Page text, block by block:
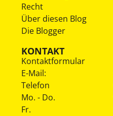
Recht
Über diesen Blog
Die Blogger
KONTAKT
Kontaktformular
E-Mail:
Telefon
Mo. - Do.
Fr.